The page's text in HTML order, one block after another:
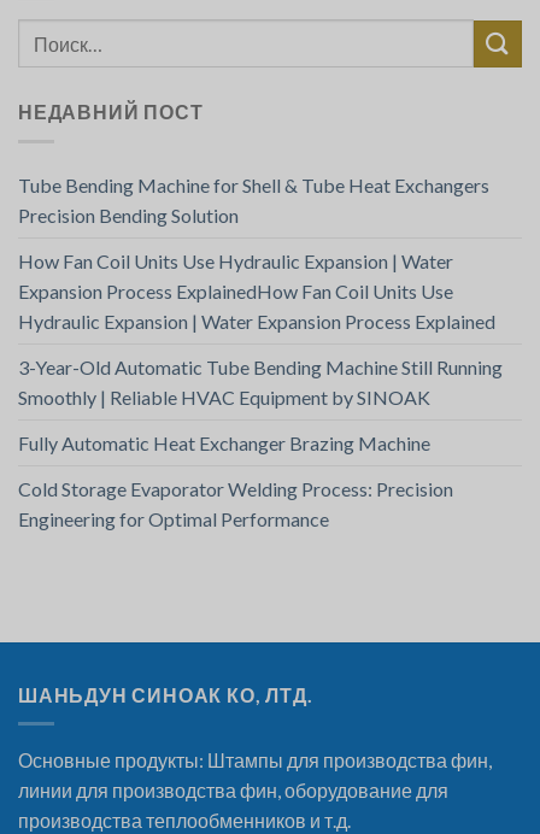
НЕДАВНИЙ ПОСТ
Tube Bending Machine for Shell & Tube Heat Exchangers
Precision Bending Solution
How Fan Coil Units Use Hydraulic Expansion | Water
Expansion Process ExplainedHow Fan Coil Units Use
Hydraulic Expansion | Water Expansion Process Explained
3-Year-Old Automatic Tube Bending Machine Still Running
Smoothly | Reliable HVAC Equipment by SINOAK
Fully Automatic Heat Exchanger Brazing Machine
Cold Storage Evaporator Welding Process: Precision
Engineering for Optimal Performance
ШАНЬДУН СИНОАК КО, ЛТД.
Основные продукты: Штампы для производства фин,
линии для производства фин, оборудование для
производства теплообменников и т.д.